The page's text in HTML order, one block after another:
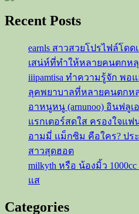
Recent Posts
earnls สาวสวยโปรไฟล์โด
เสน่ห์ที่ทำให้หลายคนตกห
iiipamtisa ทำความรู้จัก พ
ลุคพยาบาลที่หลายคนตกห
อาหนูหนู (arnunoo) อินฟลู
แรกเตอร์สดใส ครองใจแ
อามมี่ แม็กซิม คือใคร? ประ
สาวสุดฮอต
milkyth หรือ น้องมิ้ว
แส
Categories